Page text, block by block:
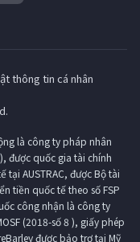
thông tin cá nhân
là công ty pháp nhân
được quốc gia tài chính
tại AUSTRAC, được Bộ tài
tiền quốc tế theo số FSP
công nhận là công ty
(2018-số 8 ), giấy phép
được bảo trợ tại Mỹ